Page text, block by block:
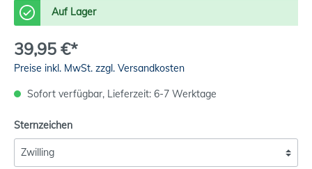
Auf Lager
39,95 €*
Preise inkl. MwSt. zzgl. Versandkosten
Sofort verfügbar, Lieferzeit: 6-7 Werktage
Sternzeichen